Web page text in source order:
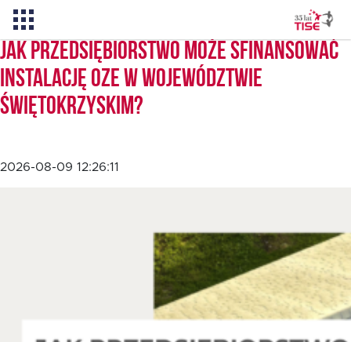
Pożyczka TISE – 100 % online
Pożyczka rozwojowa TISE
Jak przedsiębiorstwo może sfinansować
instalację OZE w województwie
świętokrzyskim?
2026-08-09 12:26:11